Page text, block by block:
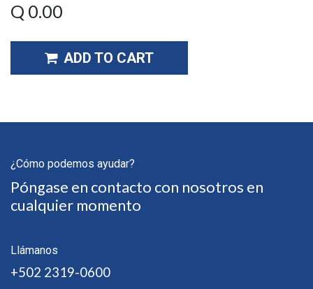
Q 0.00
ADD TO CART
¿Cómo podemos ayudar?
Póngase en contacto con nosotros en
cualquier momento
Llámanos
+502 2319-0600